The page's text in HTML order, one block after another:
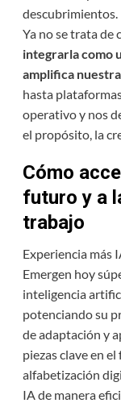
descubrimientos.
Ya no se trata de
integrarla como
amplifica
hasta
operativo y nos
el propósito, la
Cómo
futuro y a
trabajo
Experiencia más
Emergen hoy
inteligencia
potenciando su
de adaptación y
piezas clave en
alfabetización
IA de manera